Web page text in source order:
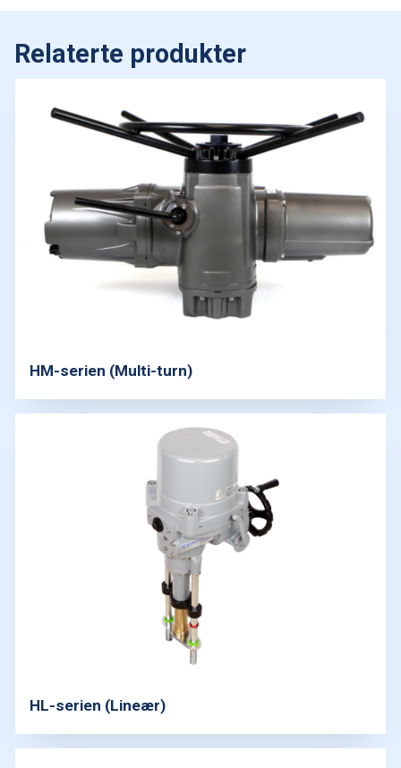
Relaterte produkter
HM-serien (Multi-turn)
HL-serien (Lineær)